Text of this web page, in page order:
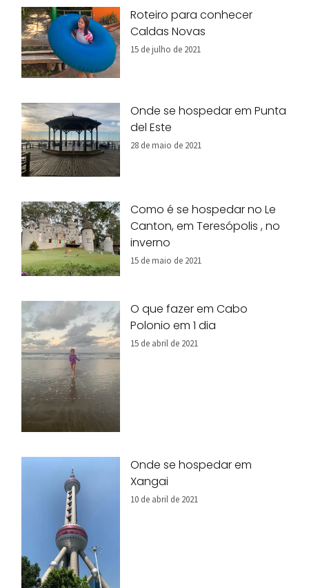
Roteiro para conhecer
Caldas Novas
15 de julho de 2021
Onde se hospedar em Punta
del Este
28 de maio de 2021
Como é se hospedar no Le
Canton, em Teresópolis , no
inverno
15 de maio de 2021
O que fazer em Cabo
Polonio em 1 dia
15 de abril de 2021
Onde se hospedar em
Xangai
10 de abril de 2021